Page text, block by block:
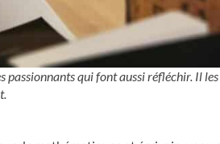
qui font aussi réfléchir. Il